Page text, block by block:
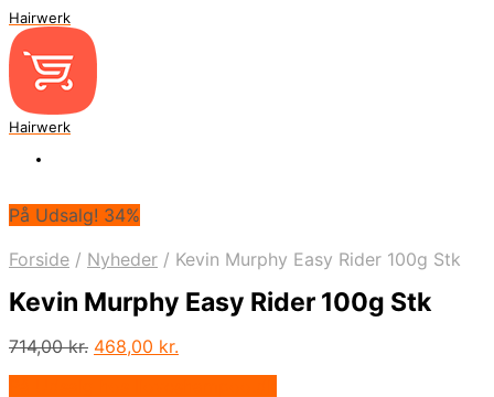
Hairwerk
Hairwerk
På Udsalg! 34%
Forside / Nyheder / Kevin Murphy Easy Rider 100g Stk
Kevin Murphy Easy Rider 100g Stk
714,00kr. Den
468,00 kr.